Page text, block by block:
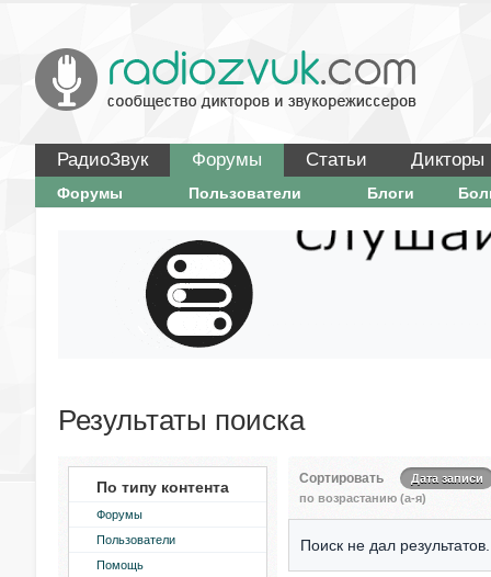
РадиоЗвук Форумы Статьи Дикторы
Форумы Пользователи Блоги
Результаты поиска
По типу контента
Форумы
Пользователи
Помощь
Сортировать
Дата записи
по возрастанию (а-я)
Поиск не дал результатов.